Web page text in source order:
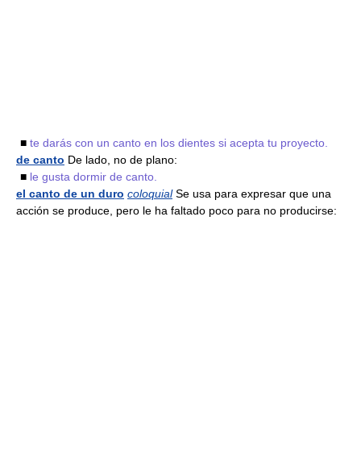
■ te darás con un canto en los dientes si acepta tu proyecto.
de canto De lado, no de plano:
■ le gusta dormir de canto.
el canto de un duro coloquialSe usa para expresar que una
acción se produce, pero le ha faltado poco para no producirse: